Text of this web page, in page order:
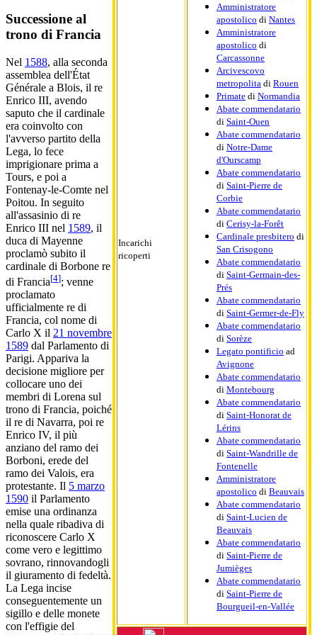
Incarichi
ricoperti
Amministratore
apostolico di Nantes
Amministratore
apostolico di
Carcassonne
Arcivescovo
metropolita di Rouen
Primate di Normandia
Abate commendatario
di Saint-Ouen
Abate commendatario
di Notre-Dame
d'Ourscamp
Abate commendatario
di Saint-Pierre de
Corbie
Abate commendatario
di Cerisy-la-Forêt
Cardinale presbitero di
San Crisogono
Abate commendatario
di Saint-Germain-des-
Prés
Abate commendatario
di Saint-Germer-de-Fly
Abate commendatario
di Sorèze
Legato pontificio ad
Avignone
Abate commendatario
di Montebourg
Abate commendatario
di Saint-Honorat de
Lérins
Abate commendatario
di Saint-Wandrille de
Fontenelle
Amministratore
apostolico di Beauvais
Abate commendatario
di Saint-Lucien de
Beauvais
Abate commendatario
di Saint-Pierre de
Jumièges
Abate commendatario
di Saint-Pierre de
Bourgueil-en-Vallée
Successione al
trono di Francia
Nel 1588, alla seconda
assemblea dell'État
Générale a Blois, il re
Enrico III, avendo
saputo che il cardinale
era coinvolto con
l'avverso partito della
Lega, lo fece
imprigionare prima a
Tours, e poi a
Fontenay-le-Comte nel
Poitou. In seguito
all'assasinio di re
Enrico III nel 1589, il
duca di Mayenne
proclamò subito il
cardinale di Borbone re
di Francia[4]; venne
proclamato
ufficialmente re di
Francia, col nome di
Carlo X il 21 novembre
1589 dal Parlamento di
Parigi. Appariva la
decisione migliore per
collocare uno dei
membri di Lorena sul
trono di Francia, poiché
il re di Navarra, poi re
Enrico IV, il più
anziano del ramo dei
Borboni, erede del
ramo dei Valois, era
protestante. Il 5 marzo
1590 il Parlamento
emise una ordinanza
nella quale ribadiva di
riconoscere Carlo X
come vero e legittimo
sovrano, rinnovandogli
il giuramento di fedeltà.
La Lega incise
conseguentemente un
sigillo e delle monete
con l'effigie del